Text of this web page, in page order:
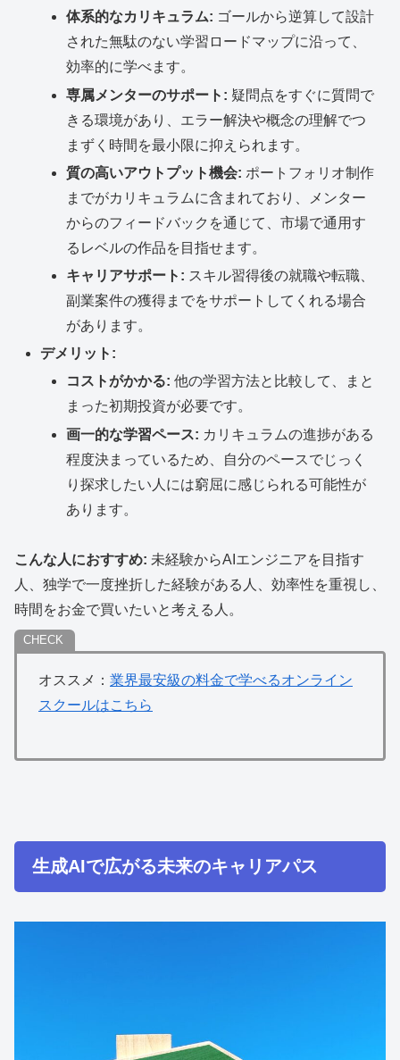
体系的なカリキュラム: ゴールから逆算して設計
された無駄のない学習ロードマップに沿って、
効率的に学べます。
専属メンターのサポート: 疑問点をすぐに質問で
きる環境があり、エラー解決や概念の理解でつ
まずく時間を最小限に抑えられます。
質の高いアウトプット機会: ポートフォリオ制作
までがカリキュラムに含まれており、メンター
からのフィードバックを通じて、市場で通用す
るレベルの作品を目指せます。
キャリアサポート: スキル習得後の就職や転職、
副業案件の獲得までをサポートしてくれる場合
があります。
デメリット:
コストがかかる: 他の学習方法と比較して、まと
まった初期投資が必要です。
画一的な学習ペース: カリキュラムの進捗がある
程度決まっているため、自分のペースでじっく
り探求したい人には窮屈に感じられる可能性が
あります。
こんな人におすすめ: 未経験からAIエンジニアを目指す
人、独学で一度挫折した経験がある人、効率性を重視し、
時間をお金で買いたいと考える人。
オススメ： 業界最安級の料金で学べるオンライン
スクールはこちら
生成AIで広がる未来のキャリアパス